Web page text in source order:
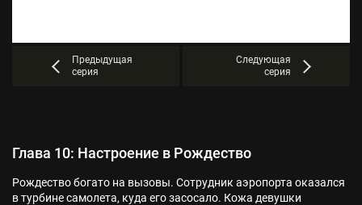
Предыдущая
серия
Следующая
серия
Глава 10: Настроение в Рождество
Рождество богато на вызовы. Сотрудник аэропорта оказался
в турбине самолета, куда его засосало. Кожа девушки